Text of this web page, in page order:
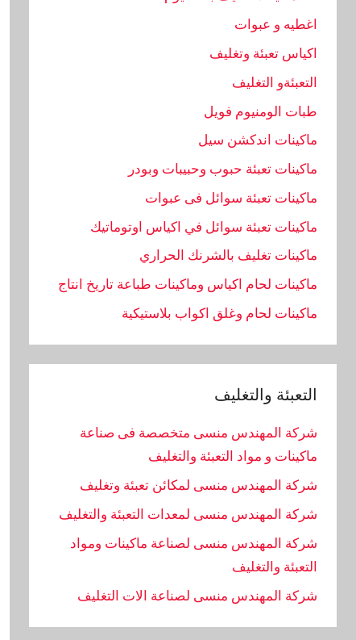
اغطيه و عبوات
اكياس تعبئة وتغليف
التعبئةو التغليف
طبات الومنيوم فويل
ماكينات اندكشن سيل
ماكينات تعبئة حبوب وحبيبات وبودر
ماكينات تعبئة سوائل فى عبوات
ماكينات تعبئة سوائل في اكياس اوتوماتيك
ماكينات تغليف بالشرنك الحراري
ماكينات لحام اكياس وماكينات طباعة تاريخ انتاج
ماكينات لحام وغلق اكواب بلاستيكية
التعبئة والتغليف
شركة المهندس منسى متخصصة فى صناعة
ماكينات و مواد التعبئة والتغليف
شركة المهندس منسى لمكائن تعبئة وتغليف
شركة المهندس منسى لمعدات التعبئة والتغليف
شركة المهندس منسى لصناعة ماكينات ومواد
التعبئة والتغليف
‏شركة المهندس منسى لصناعة الات التغليف